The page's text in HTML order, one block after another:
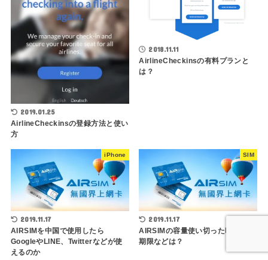
2019.01.25
AirlineCheckinsの登録方法と使い
方
2018.11.11
AirlineCheckinsの有料プランと
は？
iPhone
2019.11.17
AIRSIMを中国で使用したら
GoogleやLINE、Twitterなどが使
えるのか
SIM
2019.11.17
AIRSIMの容量使い切った時や有効
期限などは？